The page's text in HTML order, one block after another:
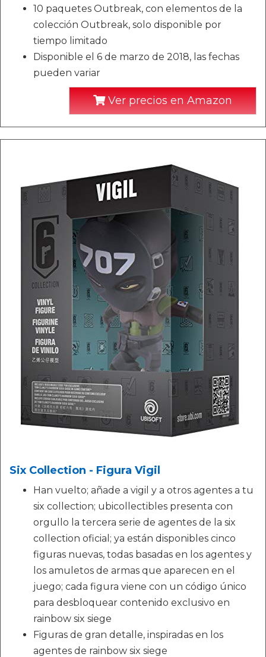
10 paquetes Outbreak, con elementos de la
colección Outbreak, solo disponible por
tiempo limitado
Disponible el 6 de marzo de 2018, las fechas
pueden variar
Ver precios en Amazon
Six Collection - Figura Vigil
Han vuelto; añade a vigil y a otros agentes a tu
six collection; ubicollectibles presenta con
orgullo la tercera serie de agentes de la six
collection oficial; ya están disponibles cinco
figuras nuevas, todas basadas en los agentes y
los amuletos de armas que aparecen en el
juego; cada figura viene con un código único
para desbloquear contenido exclusivo en
rainbow six siege
Figuras de gran detalle, inspiradas en los
agentes de rainbow six siege